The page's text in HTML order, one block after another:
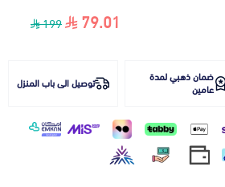
79.01
199
ضمان ذهبي لمدة
عامين
توصيل الى باب المنزل